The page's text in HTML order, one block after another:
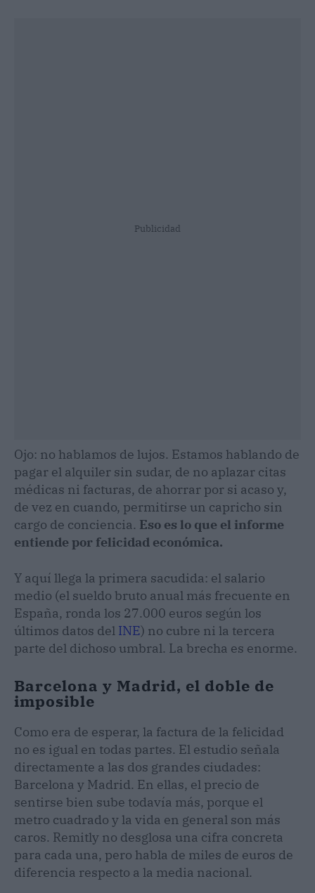
Publicidad
Ojo: no hablamos de lujos. Estamos hablando de
pagar el alquiler sin sudar, de no aplazar citas
médicas ni facturas, de ahorrar por si acaso y,
de vez en cuando, permitirse un capricho sin
cargo de conciencia. Eso es lo que el informe
entiende por felicidad económica.
Y aquí llega la primera sacudida: el salario
medio (el sueldo bruto anual más frecuente en
España, ronda los 27.000 euros según los
últimos datos del INE) no cubre ni la tercera
parte del dichoso umbral. La brecha es enorme.
Barcelona y Madrid, el doble de
imposible
Como era de esperar, la factura de la felicidad
no es igual en todas partes. El estudio señala
directamente a las dos grandes ciudades:
Barcelona y Madrid. En ellas, el precio de
sentirse bien sube todavía más, porque el
metro cuadrado y la vida en general son más
caros. Remitly no desglosa una cifra concreta
para cada una, pero habla de miles de euros de
diferencia respecto a la media nacional.